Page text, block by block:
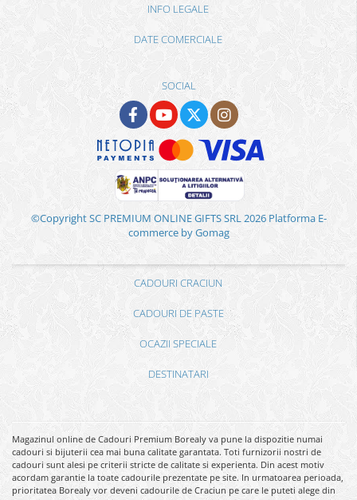
INFO LEGALE
DATE COMERCIALE
SOCIAL
©Copyright SC PREMIUM ONLINE GIFTS SRL 2026 Platforma E-
commerce by Gomag
CADOURI CRACIUN
CADOURI DE PASTE
OCAZII SPECIALE
DESTINATARI
Magazinul online de Cadouri Premium Borealy va pune la dispozitie numai
cadouri si bijuterii cea mai buna calitate garantata. Toti furnizorii nostri de
cadouri sunt alesi pe criterii stricte de calitate si experienta. Din acest motiv
acordam garantie la toate cadourile prezentate pe site. In urmatoarea perioada,
prioritatea Borealy vor deveni cadourile de Craciun pe care le puteti alege din